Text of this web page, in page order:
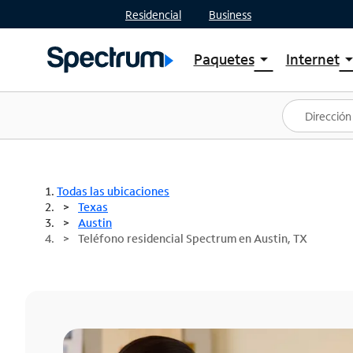
Residencial Business
Paquetesarrow_drop_down
Ver paquetes
Spectrum One
Mejores ofertas
Internetarrow_drop_down
Planes
Todas las ubicaciones
Texas
Austin
Teléfono residencial Spectrum en Austin, TX